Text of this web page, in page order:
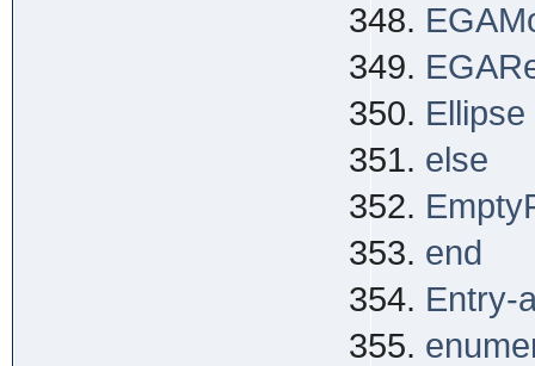
Ellipse
else
end
Entry-